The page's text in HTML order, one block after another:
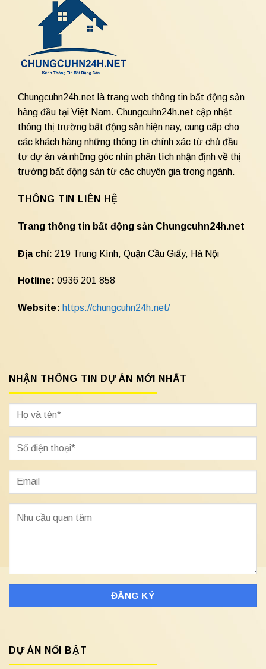
Chungcuhn24h.net là trang web thông tin bất động sản
hàng đầu tại Việt Nam. Chungcuhn24h.net cập nhật
thông thị trường bất động sản hiện nay, cung cấp cho
các khách hàng những thông tin chính xác từ chủ đầu
tư dự án và những góc nhìn phân tích nhận định về thị
trường bất động sản từ các chuyên gia trong ngành.
THÔNG TIN LIÊN HỆ
Trang thông tin bất động sản Chungcuhn24h.net
Địa chỉ: 219 Trung Kính, Quận Cầu Giấy, Hà Nội
Hotline: 0936 201 858
Website: https://chungcuhn24h.net/
NHẬN THÔNG TIN DỰ ÁN MỚI NHẤT
DỰ ÁN NỔI BẬT